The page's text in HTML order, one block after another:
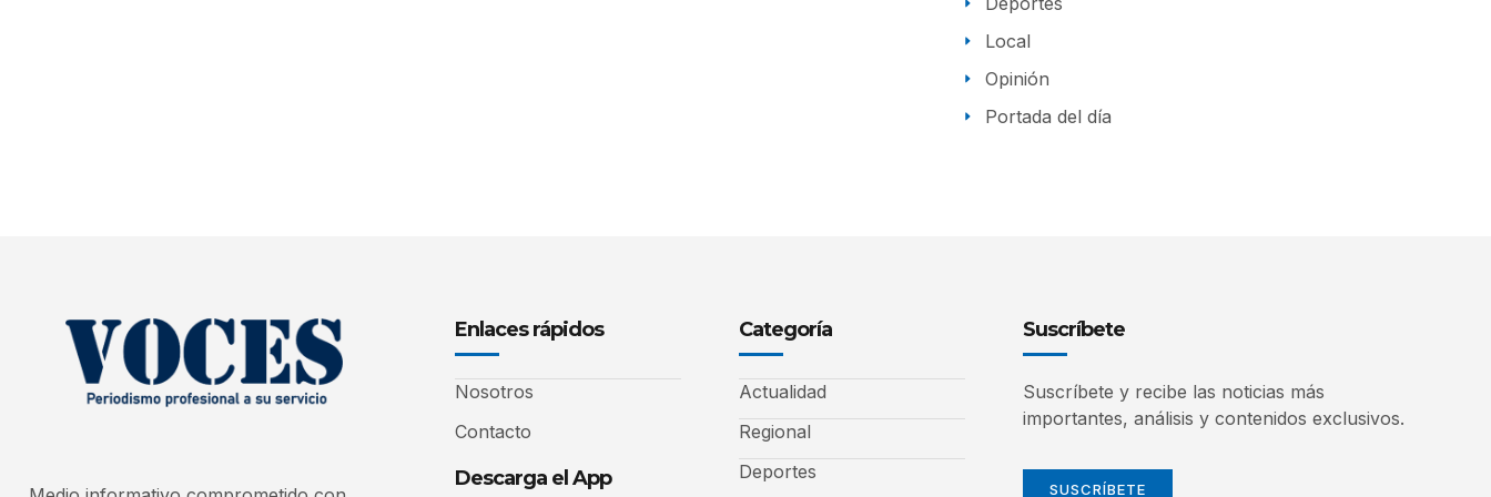
Local
Opinión
Portada del día
Enlaces rápidos
Nosotros
Contacto
Descarga el App
Categoría
Actualidad
Regional
Deportes
Suscríbete
Suscríbete y recibe las noticias más
importantes, análisis y contenidos exclusivos.
SUSCRÍBETE